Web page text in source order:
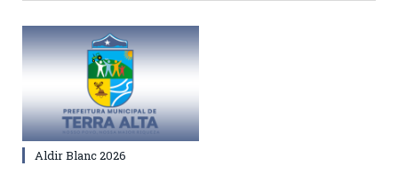
Aldir Blanc 2026